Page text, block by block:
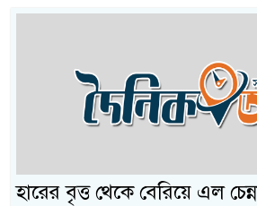
হারের বৃত্ত থেকে বেরিয়ে এল